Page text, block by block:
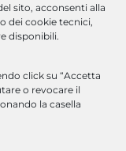
sito, acconsenti alla
dei cookie tecnici,
disponibili.
click su “Accetta
o revocare il
la casella
ICT che offre servizi